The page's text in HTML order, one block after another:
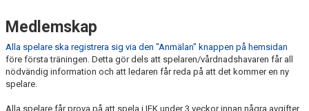
OM FÖRENINGEN
MEDLEMSKAP
Medlemskap
Alla spelare ska registrera sig via den "Anmälan" knappen på hemsidan
före första träningen. Detta gör dels att spelaren/vårdnadshavaren får all
nödvändig information och att ledaren får reda på att det kommer en ny
spelare.
Alla spelare får prova på att spela i IFK under 3 veckor innan några avgifter